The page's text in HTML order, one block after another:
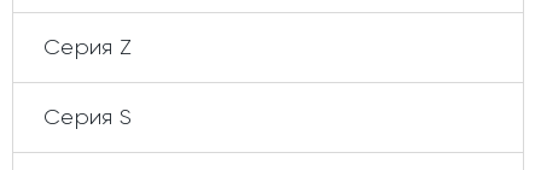
Серия Z
Серия S